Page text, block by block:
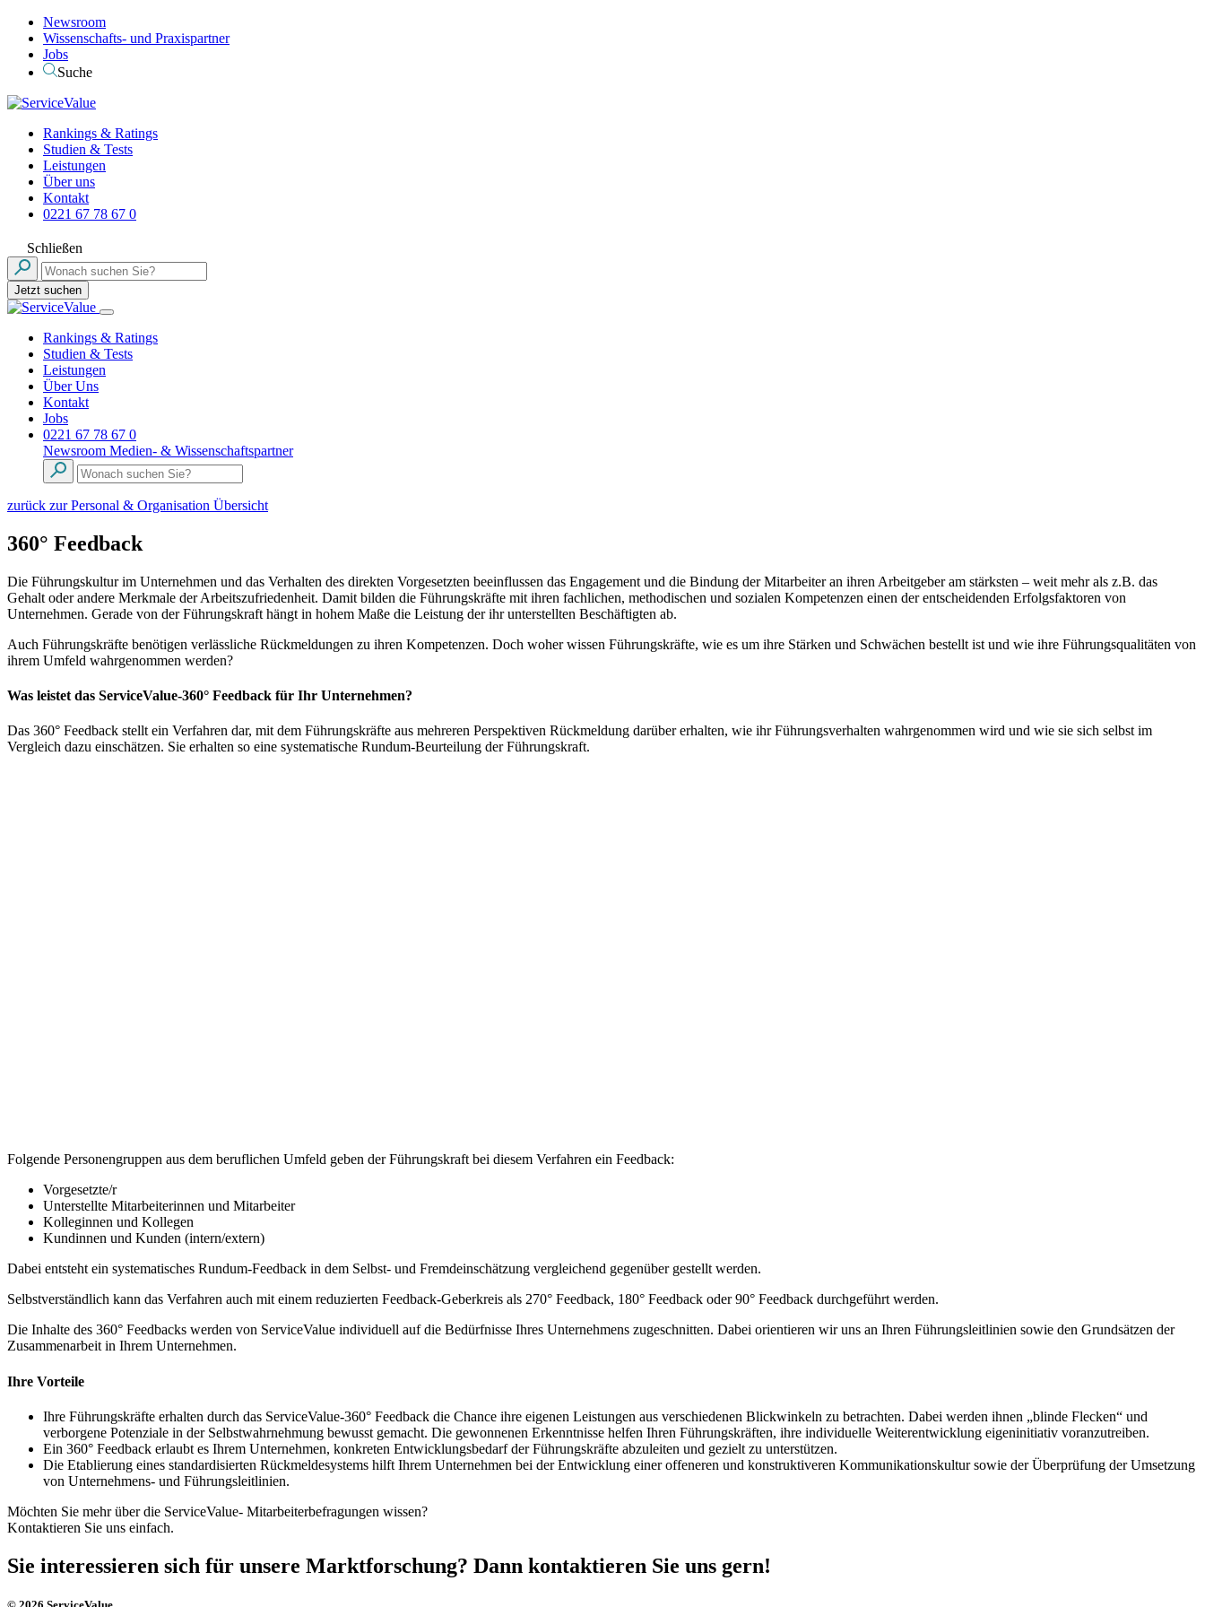
Newsroom
Wissenschafts- und Praxispartner
Jobs
Suche
Rankings & Ratings
Studien & Tests
Leistungen
Über uns
Kontakt
0221 67 78 67 0
Schließen
Jetzt suchen
Rankings & Ratings
Studien & Tests
Leistungen
Über Uns
Kontakt
Jobs
0221 67 78 67 0
Newsroom Medien- & Wissenschaftspartner
zurück zur Personal & Organisation Übersicht
360° Feedback
Die Führungskultur im Unternehmen und das Verhalten des direkten Vorgesetzten beeinflussen das Engagement und die Bindung der Mitarbeiter an ihren Arbeitgeber am stärksten – weit mehr als z.B. das
Gehalt oder andere Merkmale der Arbeitszufriedenheit. Damit bilden die Führungskräfte mit ihren fachlichen, methodischen und sozialen Kompetenzen einen der entscheidenden Erfolgsfaktoren von
Unternehmen. Gerade von der Führungskraft hängt in hohem Maße die Leistung der ihr unterstellten Beschäftigten ab.
Auch Führungskräfte benötigen verlässliche Rückmeldungen zu ihren Kompetenzen. Doch woher wissen Führungskräfte, wie es um ihre Stärken und Schwächen bestellt ist und wie ihre Führungsqualitäten von
ihrem Umfeld wahrgenommen werden?
Was leistet das ServiceValue-360° Feedback für Ihr Unternehmen?
Das 360° Feedback stellt ein Verfahren dar, mit dem Führungskräfte aus mehreren Perspektiven Rückmeldung darüber erhalten, wie ihr Führungsverhalten wahrgenommen wird und wie sie sich selbst im
Vergleich dazu einschätzen. Sie erhalten so eine systematische Rundum-Beurteilung der Führungskraft.
Folgende Personengruppen aus dem beruflichen Umfeld geben der Führungskraft bei diesem Verfahren ein Feedback:
Vorgesetzte/r
Unterstellte Mitarbeiterinnen und Mitarbeiter
Kolleginnen und Kollegen
Kundinnen und Kunden (intern/extern)
Dabei entsteht ein systematisches Rundum-Feedback in dem Selbst- und Fremdeinschätzung vergleichend gegenüber gestellt werden.
Selbstverständlich kann das Verfahren auch mit einem reduzierten Feedback-Geberkreis als 270° Feedback, 180° Feedback oder 90° Feedback durchgeführt werden.
Die Inhalte des 360° Feedbacks werden von ServiceValue individuell auf die Bedürfnisse Ihres Unternehmens zugeschnitten. Dabei orientieren wir uns an Ihren Führungsleitlinien sowie den Grundsätzen der
Zusammenarbeit in Ihrem Unternehmen.
Ihre Vorteile
Ihre Führungskräfte erhalten durch das ServiceValue-360° Feedback die Chance ihre eigenen Leistungen aus verschiedenen Blickwinkeln zu betrachten. Dabei werden ihnen „blinde Flecken“ und
verborgene Potenziale in der Selbstwahrnehmung bewusst gemacht. Die gewonnenen Erkenntnisse helfen Ihren Führungskräften, ihre individuelle Weiterentwicklung eigeninitiativ voranzutreiben.
Ein 360° Feedback erlaubt es Ihrem Unternehmen, konkreten Entwicklungsbedarf der Führungskräfte abzuleiten und gezielt zu unterstützen.
Die Etablierung eines standardisierten Rückmeldesystems hilft Ihrem Unternehmen bei der Entwicklung einer offeneren und konstruktiveren Kommunikationskultur sowie der Überprüfung der Umsetzung
von Unternehmens- und Führungsleitlinien.
​Möchten Sie mehr über die ServiceValue- Mitarbeiterbefragungen wissen?
Kontaktieren Sie uns einfach.
Sie interessieren sich für unsere Marktforschung? Dann kontaktieren Sie uns gern!